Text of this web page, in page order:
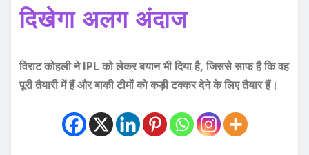
दिखेगा अलग अंदाज
विराट कोहली ने IPL को लेकर बयान भी दिया है, जिससे साफ है कि वह
पूरी तैयारी में हैं और बाकी टीमों को कड़ी टक्कर देने के लिए तैयार हैं।